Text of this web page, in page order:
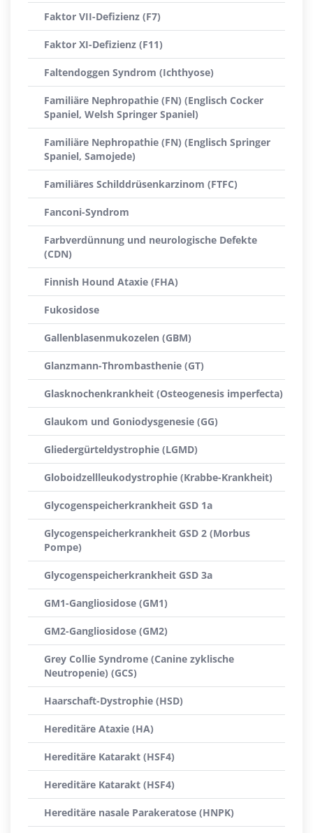
Faktor VII-Defizienz (F7)
Faktor XI-Defizienz (F11)
Faltendoggen Syndrom (Ichthyose)
Familiäre Nephropathie (FN) (Englisch Cocker
Spaniel, Welsh Springer Spaniel)
Familiäre Nephropathie (FN) (Englisch Springer
Spaniel, Samojede)
Familiäres Schilddrüsenkarzinom (FTFC)
Fanconi-Syndrom
Farbverdünnung und neurologische Defekte
(CDN)
Finnish Hound Ataxie (FHA)
Fukosidose
Gallenblasenmukozelen (GBM)
Glanzmann-Thrombasthenie (GT)
Glasknochenkrankheit (Osteogenesis imperfecta)
Glaukom und Goniodysgenesie (GG)
Gliedergürteldystrophie (LGMD)
Globoidzellleukodystrophie (Krabbe-Krankheit)
Glycogenspeicherkrankheit GSD 1a
Glycogenspeicherkrankheit GSD 2 (Morbus
Pompe)
Glycogenspeicherkrankheit GSD 3a
GM1-Gangliosidose (GM1)
GM2-Gangliosidose (GM2)
Grey Collie Syndrome (Canine zyklische
Neutropenie) (GCS)
Haarschaft-Dystrophie (HSD)
Hereditäre Ataxie (HA)
Hereditäre Katarakt (HSF4)
Hereditäre Katarakt (HSF4)
Hereditäre nasale Parakeratose (HNPK)